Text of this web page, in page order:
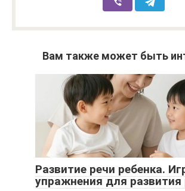
Вам также может быть
Развитие речи ребенка.
упражнения для развития